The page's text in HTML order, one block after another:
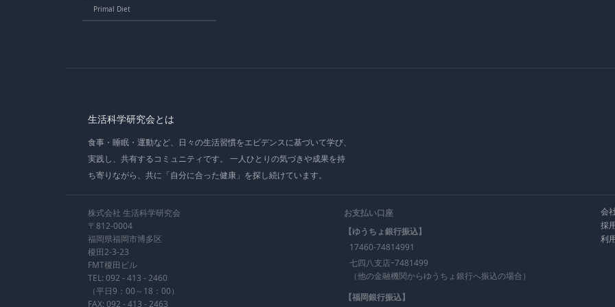
Primal Diet
生活科学研究会とは
食事・睡眠・運動など、日々の生活習慣をエビデンスに基づいて学び、
実践し、共有するコミュニティです。 一人ひとりの気づきや成果を持
ち寄りながら、共に「自分に合った健康」を探し続けています。
株式会社 生活科学研究会
〒812-0004
福岡県福岡市博多区
榎田2-3-23
FMT榎田ビル
TEL: 092 - 413 - 2460
（平日9：00～18：00）
FAX: 092 - 413 - 2463
お支払い口座
【ゆうちょ銀行振込】
17460-74814991
七四八支店ｰ7481499
（他の金融機関からゆうちょ銀行へ振込の場合）
【福岡銀行振込】
会
採
利